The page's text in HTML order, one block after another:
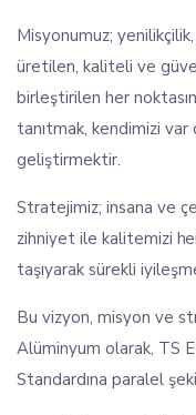
Misyonumuz; yenilikçilik,
üretilen, kaliteli ve
birleştirilen her
tanıtmak, kendimizi
geliştirmektir.
Stratejimiz; insana ve
zihniyet ile kalitemizi
taşıyarak sürekli
Bu vizyon, misyon ve
Alüminyum olarak, TS
Standardına paralel